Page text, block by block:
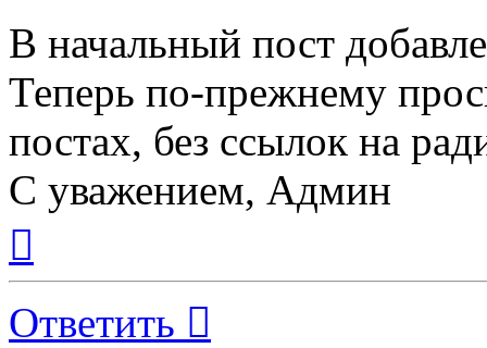
В начальный пост
Теперь по-прежнему
постах, без ссылок на
С уважением, Админ
началу
Ответить